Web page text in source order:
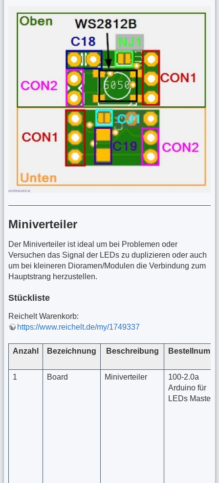
Miniverteiler
Der Miniverteiler ist ideal um bei Problemen oder
Versuchen das Signal der LEDs zu duplizieren oder auch
um bei kleineren Dioramen/Modulen die Verbindung zum
Hauptstrang herzustellen.
Stückliste
Reichelt Warenkorb:
https://www.reichelt.de/my/1749337
Anzahl Bezeichnung Beschreibung
1 Board Miniverteiler
100-2.0a
Arduino für
LEDs Master